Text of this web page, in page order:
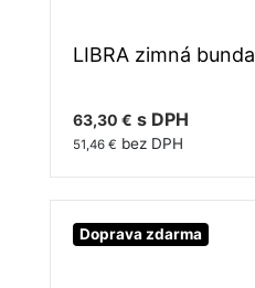
LIBRA zimná bunda
63,30 € s DPH
51,46 € bez DPH
Doprava zdarma